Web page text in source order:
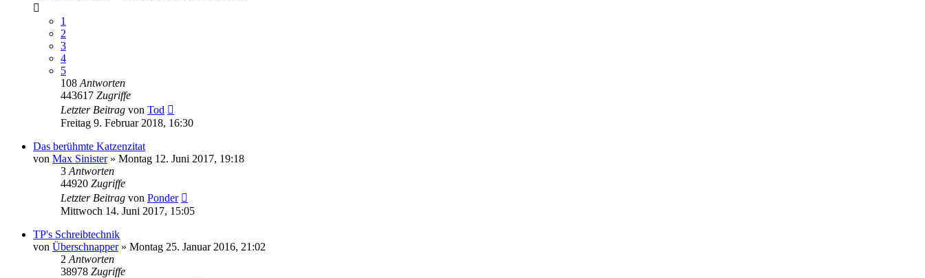
1
2
3
4
5
108 Antworten
443617 Zugriffe
Letzter Beitrag von Tod
Freitag 9. Februar 2018, 16:30
Das berühmte Katzenzitat
von Max Sinister» Montag 12. Juni 2017, 19:18
3 Antworten
44920 Zugriffe
Letzter Beitrag von Ponder
Mittwoch 14. Juni 2017, 15:05
TP's Schreibtechnik
von Überschnapper» Montag 25. Januar 2016, 21:02
2 Antworten
38978 Zugriffe